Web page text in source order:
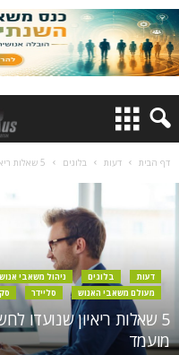
דף הבית דעות בלוגים 5 שאלות ריאיון שנועדו לחשוף פוטנציאל לריגול תעשייתי ע"י מועמד
דעות בלוגים ניהול משאבי אנוש
מעולם משאבי האנוש
סליידר
5 שאלות ריאיון שנועדו
מועמד